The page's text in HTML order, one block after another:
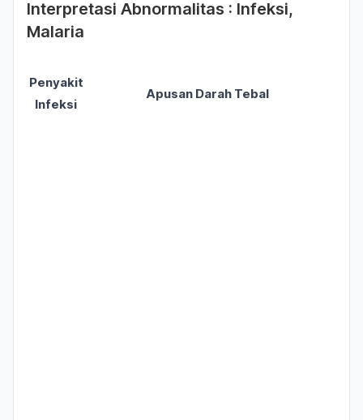
Interpretasi Abnormalitas : Infeksi,
Malaria
Penyakit
Infeksi
Apusan Darah Tebal